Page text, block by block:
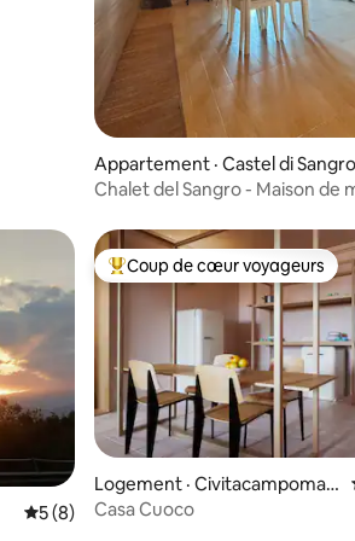
Appartement · Castel di Sangro
Chalet del Sangro - Maison de
Note moyenne de 5 sur 5, 8
5 (8)
Coup de cœur voyageurs
Coup de cœur voyageurs
Logement · Civitacampomar
ano
Casa Cuoco